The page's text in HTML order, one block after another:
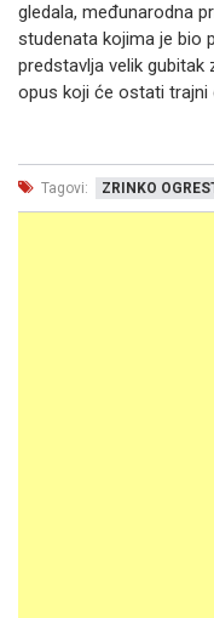
gledala, međunarodna
studenata kojima je bio
predstavlja velik gubitak
opus koji će ostati trajni
Tagovi: ZRINKO